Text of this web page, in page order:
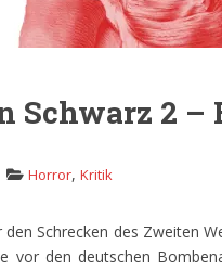
Schwarz 2 –
Horror, Kritik
den Schrecken des Zweiten
vor den deutschen